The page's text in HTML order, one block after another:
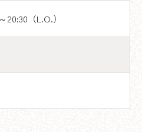
20:30（L.O.）